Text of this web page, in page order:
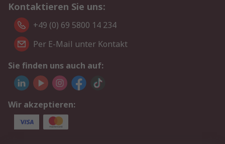
Kontaktieren Sie uns:
+49 (0) 69 5800 14 234
Per E-Mail unter Kontakt
Sie finden uns auch auf:
Wir akzeptieren: